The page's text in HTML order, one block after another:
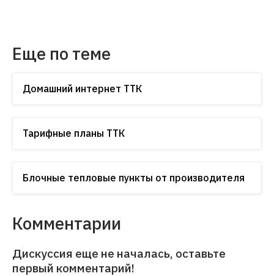
Еще по теме
Домашний интернет ТТК
Тарифные планы ТТК
Блочные тепловые пункты от производителя
Комментарии
Дискуссия еще не началась, оставьте
первый комментарий!